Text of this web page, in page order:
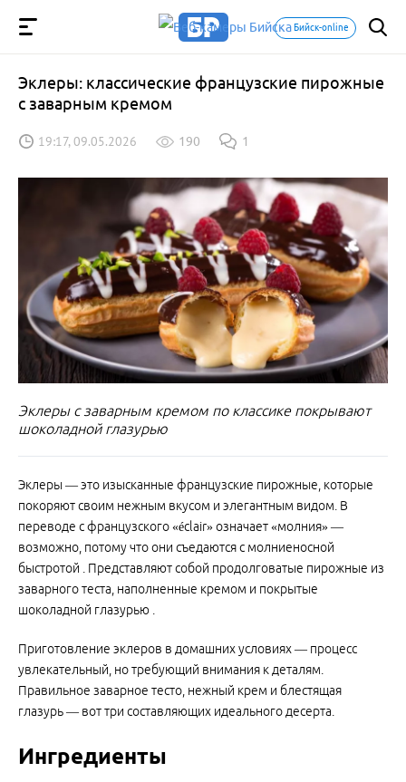
Бийск-online
Эклеры: классические французские пирожные
с заварным кремом
19:17, 09.05.2026 190 1
Эклеры с заварным кремом по классике покрывают
шоколадной глазурью
Эклеры — это изысканные французские пирожные, которые
покоряют своим нежным вкусом и элегантным видом. В
переводе с французского «éclair» означает «молния» —
возможно, потому что они съедаются с молниеносной
быстротой . Представляют собой продолговатые пирожные из
заварного теста, наполненные кремом и покрытые
шоколадной глазурью .
Приготовление эклеров в домашних условиях — процесс
увлекательный, но требующий внимания к деталям.
Правильное заварное тесто, нежный крем и блестящая
глазурь — вот три составляющих идеального десерта.
Ингредиенты